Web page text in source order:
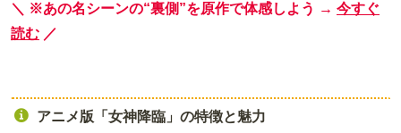
＼ ※あの名シーンの“裏側”を原作で体感しよう → 今すぐ
読む ／
アニメ版「女神降臨」の特徴と魅力